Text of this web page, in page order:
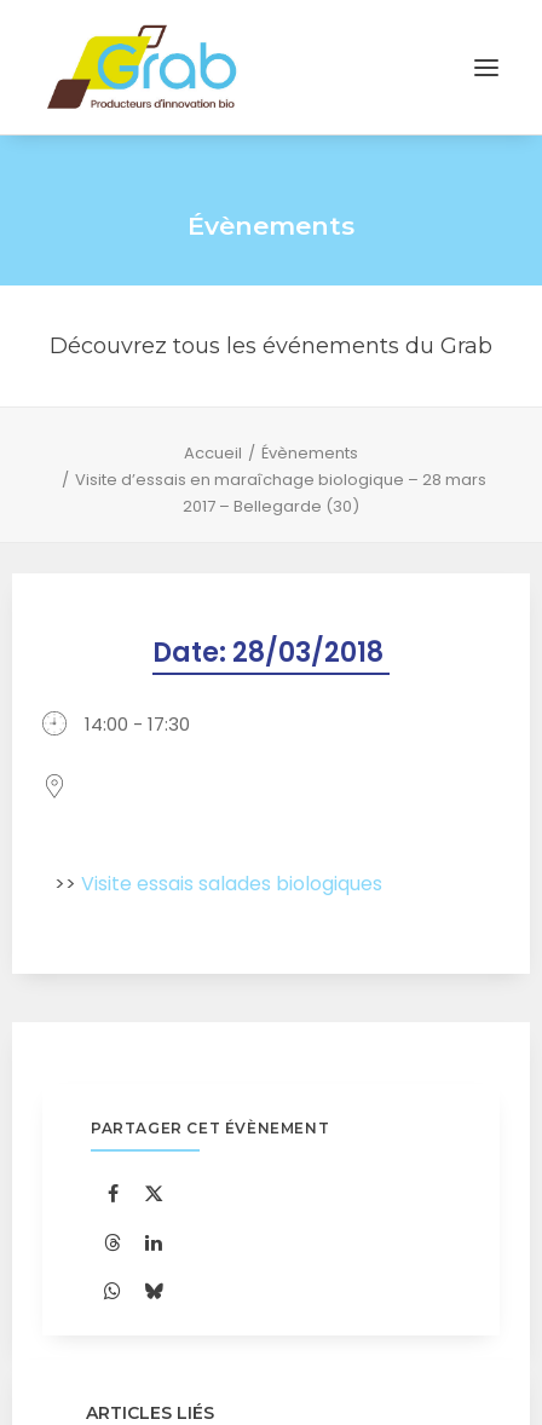
Évènements
Découvrez tous les événements du Grab
Accueil
Évènements
Visite d’essais en maraîchage biologique – 28 mars
2017 – Bellegarde (30)
Date: 28/03/2018
14:00 - 17:30
>> Visite essais salades biologiques
PARTAGER CET ÉVÈNEMENT
ARTICLES LIÉS